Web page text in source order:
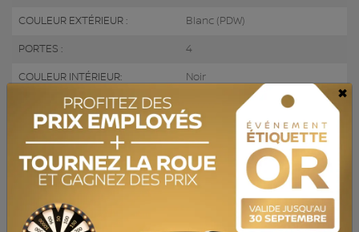
COULEUR EXTÉRIEUR : Blanc (PDW)
PORTES : 4
COULEUR INTÉRIEUR: Noir
PASSAGERS :
NUMÉRO DE STOCK : 729062
NIV : KM8J3CALXLU159459
ÉCONOMISEZ 16 501$! Caméra de recul, Bluetooth, Sièges
Chauffants ACHAT 100% EN LIGNE disponible. QUALITÉ CERTIFIÉE :
×